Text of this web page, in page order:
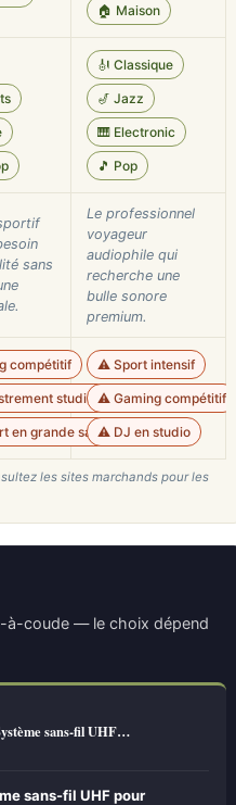
🏠 Maison
🎻 Classique
🎷 Jazz
🎹 Electronic
🎵 Pop
sans
Le professionnel
voyageur
audiophile qui
recherche une
bulle sonore
premium.
compétitif
studio haute fidélité
en grande salle
⚠️ Sport intensif
⚠️ Gaming compétitif
⚠️ DJ en studio
les sites marchands pour les
à-coude — le choix dépend
sans-fil UHF…
sans-fil UHF pour